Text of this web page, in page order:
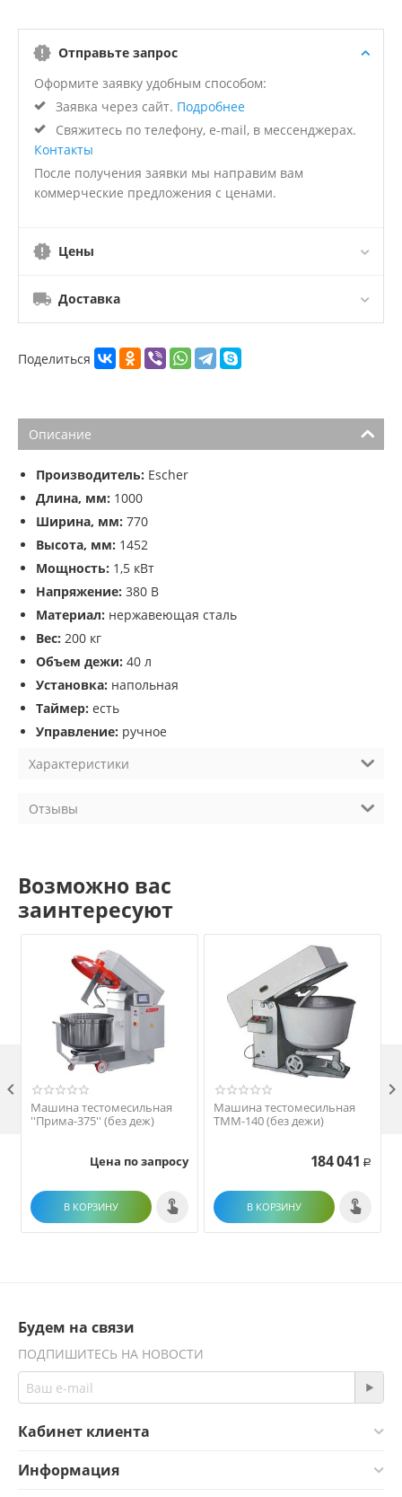
Отправьте запрос
Оформите заявку удобным способом:
Заявка через сайт. Подробнее
Свяжитесь по телефону, e-mail, в мессенджерах.
Контакты
После получения заявки мы направим вам
коммерческие предложения с ценами.
Цены
Доставка
Поделиться
Описание
Производитель: Escher
Длина, мм: 1000
Ширина, мм: 770
Высота, мм: 1452
Мощность: 1,5 кВт
Напряжение: 380 В
Материал: нержавеющая сталь
Вес: 200 кг
Объем дежи: 40 л
Установка: напольная
Таймер: есть
Управление: ручное
Характеристики
Отзывы
Возможно вас
заинтересуют
Машина тестомесильная
''Прима-375'' (без деж)
Цена по запросу
В КОРЗИНУ
Машина тестомесильная
ТММ-140 (без дежи)
184 041 Р
В КОРЗИНУ
 
Будем на связи
ПОДПИШИТЕСЬ НА НОВОСТИ
Кабинет клиента
Информация